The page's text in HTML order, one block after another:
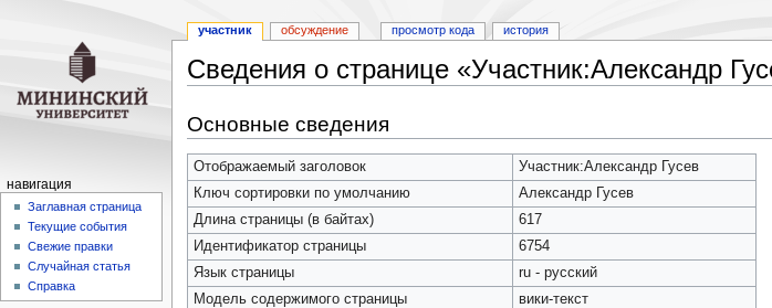
Сведения о странице «Участник:Александр
к
навигации
к
поиску
Основные сведения
Отображаемый заголовок
Участник:Александр Гусев
Ключ сортировки по умолчанию
Александр Гусев
Длина страницы (в байтах)
617
Идентификатор страницы
6754
Язык страницы
ru - русский
Модель содержимого страницы
вики-текст
участник обсуждение просмотр кода история
навигация
Заглавная страница
Текущие события
Свежие правки
Случайная статья
Справка